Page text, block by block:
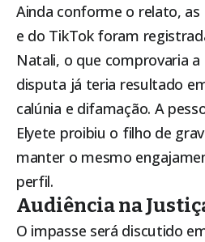
Ainda conforme o relato,
e do TikTok foram
Natali, o que comprovaria
disputa já teria resultado
calúnia e difamação. A
Elyete proibiu o filho de
manter o mesmo
perfil.
Audiência na
O impasse será discutido